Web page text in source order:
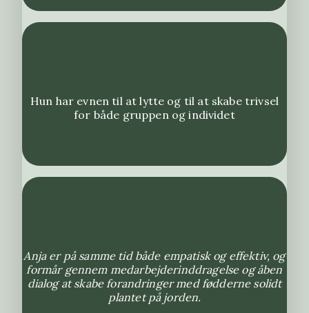
Hun har evnen til at lytte og til at skabe trivsel
for både gruppen og individet
Anja er på samme tid både empatisk og effektiv, og
formår gennem medarbejderinddragelse og åben
dialog at skabe forandringer med fødderne solidt
plantet på jorden.